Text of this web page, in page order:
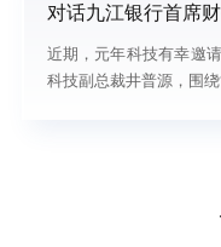
对话九江银行首席
字化转型，助力中
近期，元年科技有幸邀
科技副总裁井普源，围